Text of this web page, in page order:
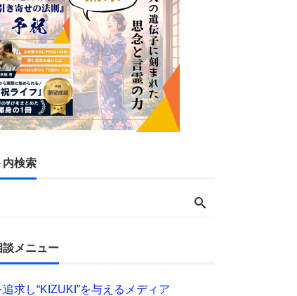
内検索
談メニュー
求し“KIZUKI”を与えるメディア